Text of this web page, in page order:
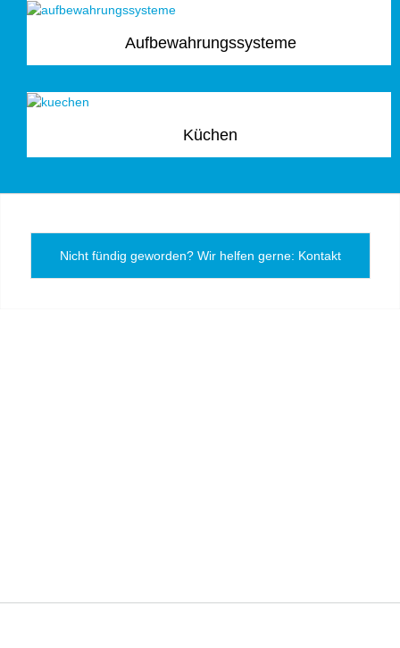
Aufbewahrungssysteme
Küchen
Nicht fündig geworden? Wir helfen gerne: Kontakt